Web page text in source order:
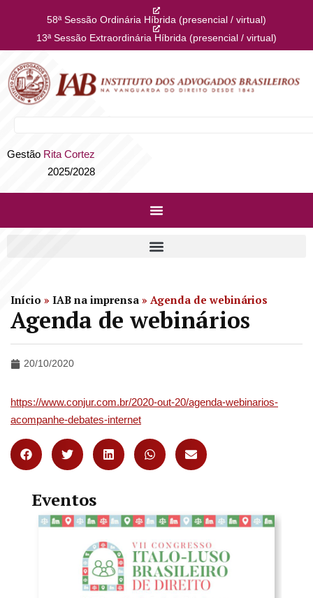
58ª Sessão Ordinária Híbrida (presencial / virtual)
13ª Sessão Extraordinária Híbrida (presencial / virtual)
Gestão Rita Cortez
2025/2028
Início » IAB na imprensa » Agenda de webinários
Agenda de webinários
20/10/2020
https://www.conjur.com.br/2020-out-20/agenda-webinarios-
acompanhe-debates-internet
Eventos